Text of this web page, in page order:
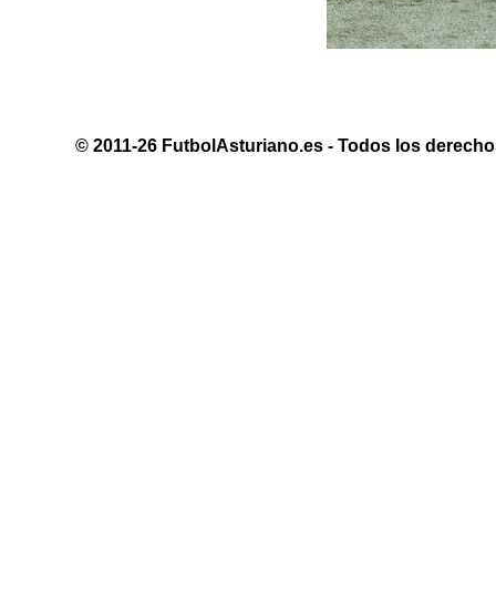
© 2011-26 FutbolAsturiano.es - Todos los